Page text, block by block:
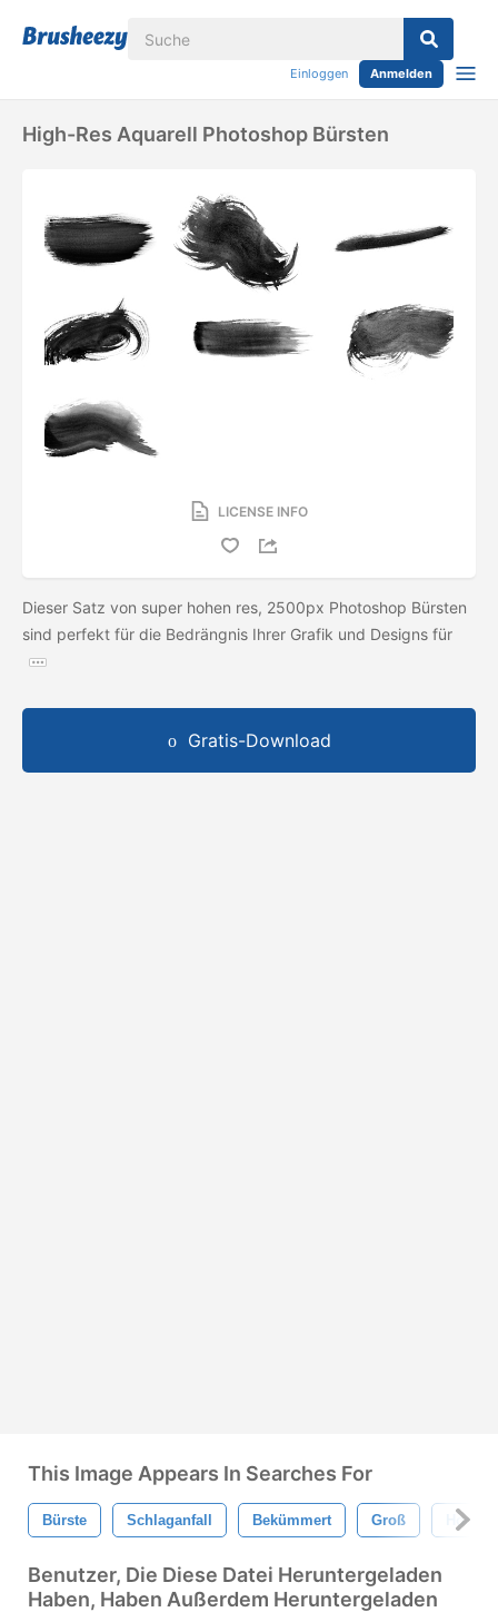
Einloggen Anmelden
High-Res Aquarell Photoshop Bürsten
LICENSE INFO
Dieser Satz von super hohen res, 2500px Photoshop Bürsten
sind perfekt für die Bedrängnis Ihrer Grafik und Designs für
Gratis-Download
This Image Appears In Searches For
Bürste Schlaganfall Bekümmert Groß
Benutzer, Die Diese Datei Heruntergeladen
Haben, Haben Außerdem Heruntergeladen